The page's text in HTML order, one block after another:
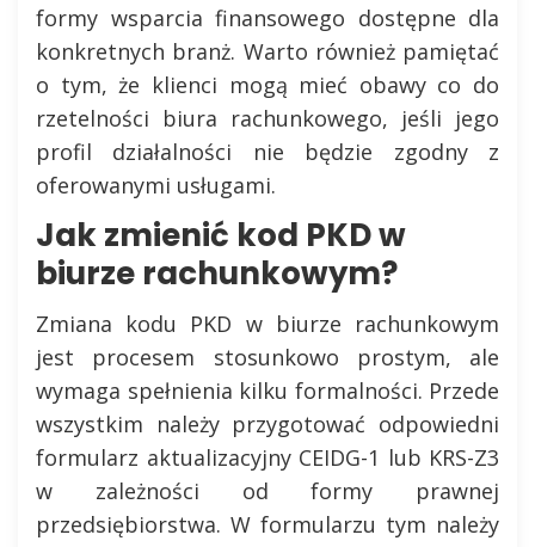
formy wsparcia finansowego dostępne dla
konkretnych branż. Warto również pamiętać
o tym, że klienci mogą mieć obawy co do
rzetelności biura rachunkowego, jeśli jego
profil działalności nie będzie zgodny z
oferowanymi usługami.
Jak zmienić kod PKD w
biurze rachunkowym?
Zmiana kodu PKD w biurze rachunkowym
jest procesem stosunkowo prostym, ale
wymaga spełnienia kilku formalności. Przede
wszystkim należy przygotować odpowiedni
formularz aktualizacyjny CEIDG-1 lub KRS-Z3
w zależności od formy prawnej
przedsiębiorstwa. W formularzu tym należy